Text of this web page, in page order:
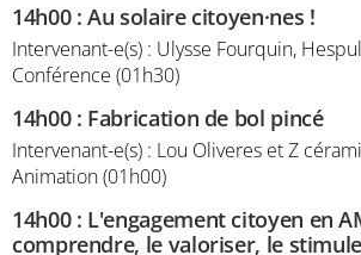
14h00:Au solaire citoyen·nes !
Intervenant-e(s) : Ulysse Fourquin, Hespul
Conférence (01h30)
14h00: Fabrication de bol pincé
Intervenant-e(s) : Lou Oliveres et Z
Animation (01h00)
14h00: L'engagement citoyen en
comprendre, le valoriser, le